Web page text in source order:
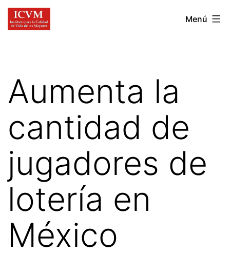
Instituto
de
Vida
de
los
Mayores
Menú
Aumenta la
cantidad de
jugadores de
lotería en
México